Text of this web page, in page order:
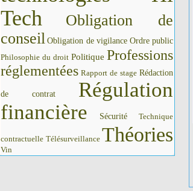
Tech
Obligation de
conseil Obligation de vigilance Ordre public
Philosophie du droit Politique Professions
réglementées Rapport de stage Rédaction
de contrat
Régulation
financière
Sécurité Technique
contractuelle Télésurveillance Théories
Vin